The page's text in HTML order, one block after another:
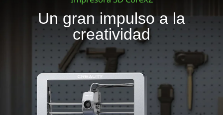
Un gran impulso a la
creatividad